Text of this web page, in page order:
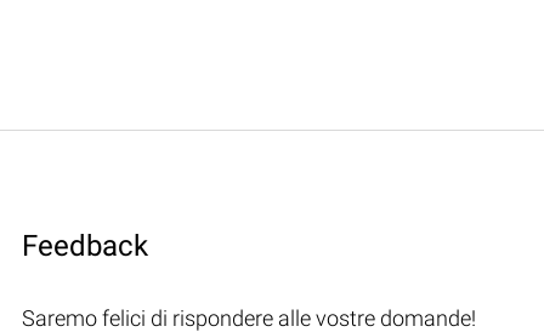
Feedback
Saremo felici di rispondere alle vostre domande!